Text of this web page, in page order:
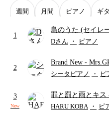
週間 月間 ピアノ ギ
1
島のうた (セイレ
セイレーン(CV.鈴
ード・ペダル付き/
かわ 人魚の島のひ
Dさん ・ ピアノ
2
Brand New -
APPLE
シータピアノ ・ ピ
3
New
罪と罰と雨とキス
野勇斗&吉田仁人)
HARU KOBA ・ ピ